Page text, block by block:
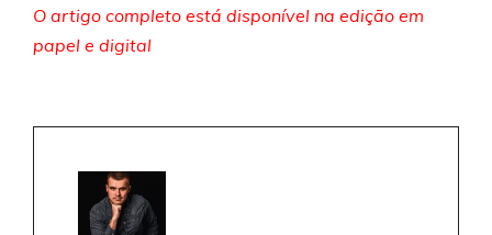
O artigo completo está disponível na edição em
papel e digital